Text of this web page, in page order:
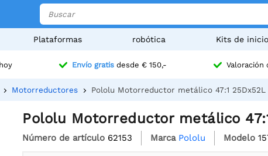
Plataformas robótica Kits de inicio
Envío gratisdesde € 150,- Valoración
Motorreductores Pololu Motorreductor metálico 47:1 25Dx52L
Pololu Motorreductor metálico
Número de artículo 62153 Marca Pololu Modelo